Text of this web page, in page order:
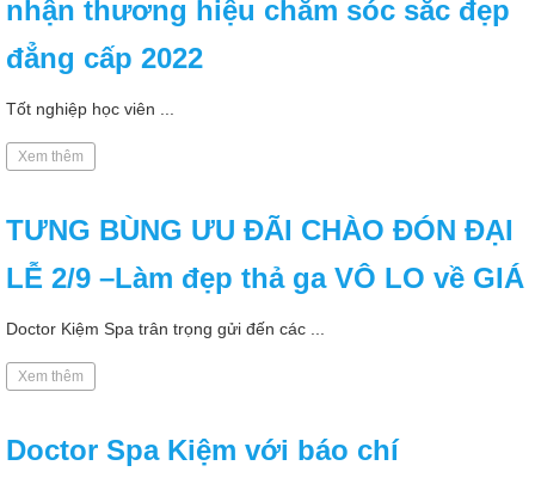
nhận thương hiệu chăm sóc sắc đẹp
đẳng cấp 2022
Tốt nghiệp học viên ...
Xem thêm
TƯNG BÙNG ƯU ĐÃI CHÀO ĐÓN ĐẠI
LỄ 2/9 –Làm đẹp thả ga VÔ LO về GIÁ
Doctor Kiệm Spa trân trọng gửi đến các ...
Xem thêm
Doctor Spa Kiệm với báo chí